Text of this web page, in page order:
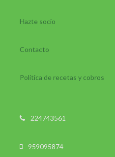
Hazte socio
Contacto
Política de recetas y cobros
224743561
959095874